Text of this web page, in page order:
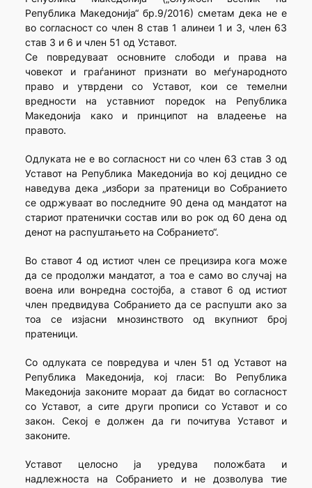
Република Македонија“ бр.9/2016) сметам дека не е
во согласност со член 8 став 1 алинеи 1 и 3, член 63
став 3 и 6 и член 51 од Уставот.
Се повредуваат основните слободи и права на
човекот и граѓанинот признати во меѓународното
право и утврдени со Уставот, кои се темелни
вредности на уставниот поредок на Република
Македонија како и принципот на владеење на
правото.
Одлуката не е во согласност ни со член 63 став 3 од
Уставот на Република Македонија во кој децидно се
наведува дека „избори за пратеници во Собранието
се одржуваат во последните 90 дена од мандатот на
стариот пратенички состав или во рок од 60 дена од
денот на распуштањето на Собранието“.
Во ставот 4 од истиот член се прецизира кога може
да се продолжи мандатот, а тоа е само во случај на
воена или вонредна состојба, а ставот 6 од истиот
член предвидува Собранието да се распушти ако за
тоа се изјасни мнозинството од вкупниот број
пратеници.
Со одлуката се повредува и член 51 од Уставот на
Република Македонија, кој гласи: Во Република
Македонија законите мораат да бидат во согласност
со Уставот, а сите други прописи со Уставот и со
закон. Секој е должен да ги почитува Уставот и
законите.
Уставот целосно ја уредува положбата и
надлежноста на Собранието и не дозволува тие